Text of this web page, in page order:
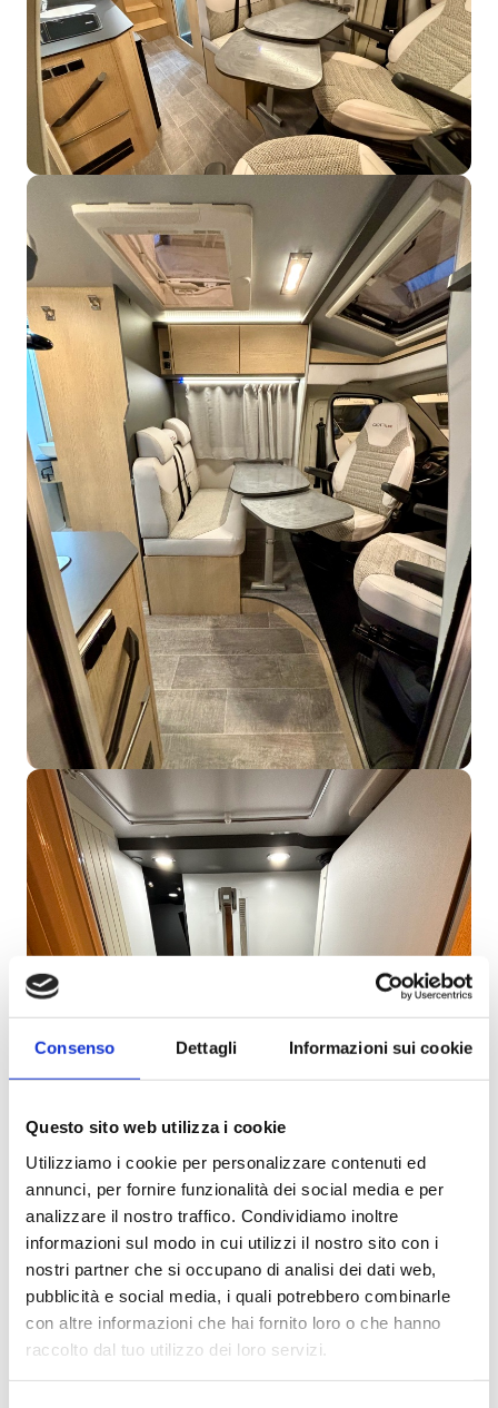
Consenso Dettagli Informazioni sui cookie
Questo sito web utilizza i cookie
Utilizziamo i cookie per personalizzare contenuti ed
annunci, per fornire funzionalità dei social media e per
analizzare il nostro traffico. Condividiamo inoltre
informazioni sul modo in cui utilizzi il nostro sito con i
nostri partner che si occupano di analisi dei dati web,
pubblicità e social media, i quali potrebbero combinarle
con altre informazioni che hai fornito loro o che hanno
raccolto dal tuo utilizzo dei loro servizi.